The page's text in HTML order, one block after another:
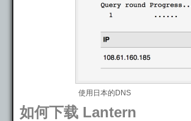
使用日本的DNS
如何下载 Lantern